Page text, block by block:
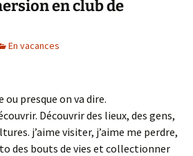
en club de
En vacances
presque on va dire.
Découvrir des lieux, des gens,
j’aime visiter, j’aime me perdre,
des bouts de vies et collectionner